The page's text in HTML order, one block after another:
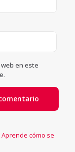
en este
Aprende cómo se